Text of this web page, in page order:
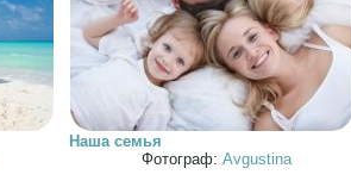
Наша семья
Фотограф: Avgustina